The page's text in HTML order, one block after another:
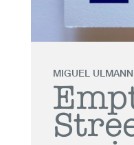
MIGUEL ULMANN